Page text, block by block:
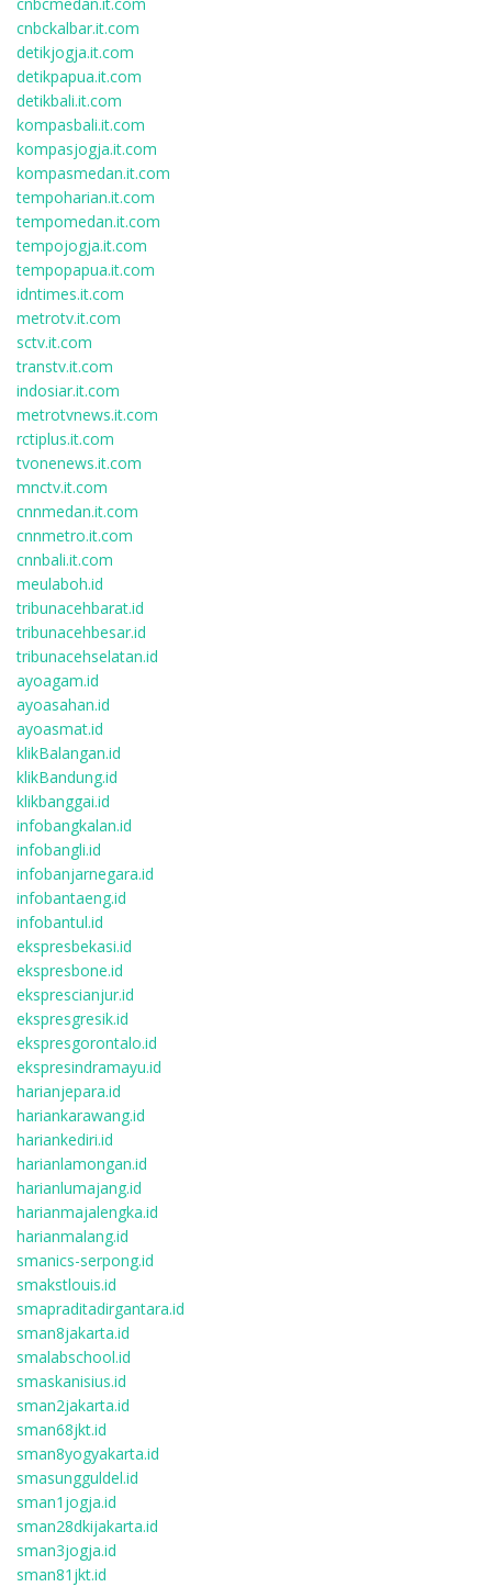
cnbckalbar.it.com
detikjogja.it.com
detikpapua.it.com
detikbali.it.com
kompasbali.it.com
kompasjogja.it.com
kompasmedan.it.com
tempoharian.it.com
tempomedan.it.com
tempojogja.it.com
tempopapua.it.com
idntimes.it.com
metrotv.it.com
sctv.it.com
transtv.it.com
indosiar.it.com
metrotvnews.it.com
rctiplus.it.com
tvonenews.it.com
mnctv.it.com
cnnmedan.it.com
cnnmetro.it.com
cnnbali.it.com
meulaboh.id
tribunacehbarat.id
tribunacehbesar.id
tribunacehselatan.id
ayoagam.id
ayoasahan.id
ayoasmat.id
klikBalangan.id
klikBandung.id
klikbanggai.id
infobangkalan.id
infobangli.id
infobanjarnegara.id
infobantaeng.id
infobantul.id
ekspresbekasi.id
ekspresbone.id
eksprescianjur.id
ekspresgresik.id
ekspresgorontalo.id
ekspresindramayu.id
harianjepara.id
hariankarawang.id
hariankediri.id
harianlamongan.id
harianlumajang.id
harianmajalengka.id
harianmalang.id
smanics-serpong.id
smakstlouis.id
smapraditadirgantara.id
sman8jakarta.id
smalabschool.id
smaskanisius.id
sman2jakarta.id
sman68jkt.id
sman8yogyakarta.id
smasungguldel.id
sman1jogja.id
sman28dkijakarta.id
sman3jogja.id
sman81jkt.id